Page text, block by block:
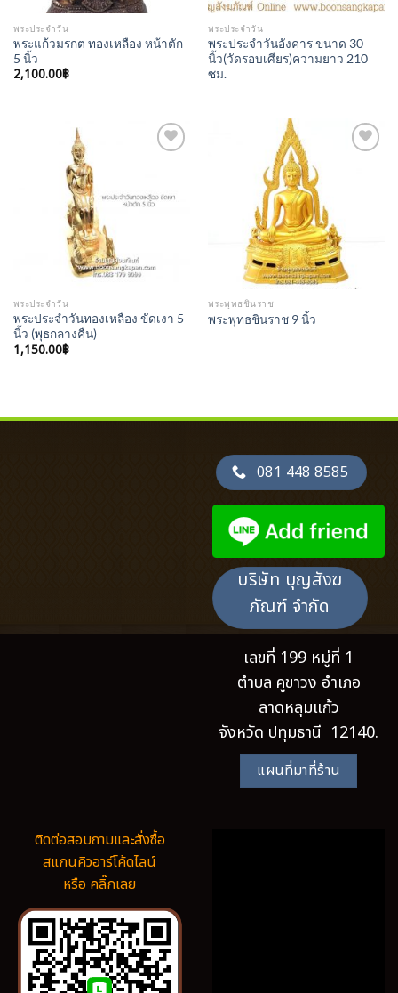
พระประจำวัน
พระแก้วมรกต ทองเหลือง หน้าตัก
5 นิ้ว
2,100.00฿
พระประจำวัน
พระประจำวันอังคาร ขนาด 30
นิ้ว(วัดรอบเศียร)ความยาว 210
ซม.
พระประจำวัน
พระประจำวันทองเหลือง ขัดเงา 5
นิ้ว (พุธกลางคืน)
1,150.00฿
พระพุทธชินราช
พระพุทธชินราช 9 นิ้ว
081 448 8585
บริษัท บุญสังฆ
ภัณฑ์ จำกัด
เลขที่ 199 หมู่ที่ 1
ตำบล คูขาวง อำเภอ
ลาดหลุมแก้ว
จังหวัด ปทุมธานี 12140.
แผนที่มาที่ร้าน
ติดต่อสอบถามและสั่งซื้อ
สแกนคิวอาร์โค้ดไลน์
หรือ คลิ๊กเลย